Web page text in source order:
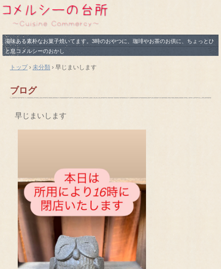
滋味ある素朴なお菓子焼いてます。3時のおやつに、珈琲やお茶のお供に、ちょっとひ
と息コメルシーのおかし
トップ› 未分類 › 早じまいします
ブログ
早じまいします